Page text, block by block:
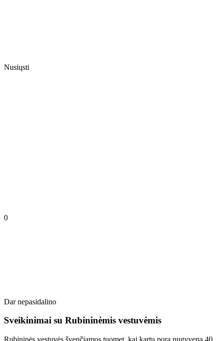
Nusiųsti
0
Dar nepasidalino
Sveikinimai su Rubininėmis vestuvėmis
Rubininės vestuvės švenčiamos tuomet, kai kartu pora nugyvena 40